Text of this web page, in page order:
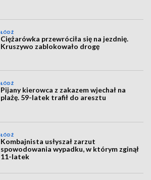
ŁÓDŹ
Ciężarówka przewróciła się na jezdnię.
Kruszywo zablokowało drogę
ŁÓDŹ
Pijany kierowca z zakazem wjechał na
plażę. 59-latek trafił do aresztu
ŁÓDŹ
Kombajnista usłyszał zarzut
spowodowania wypadku, w którym zginął
11-latek